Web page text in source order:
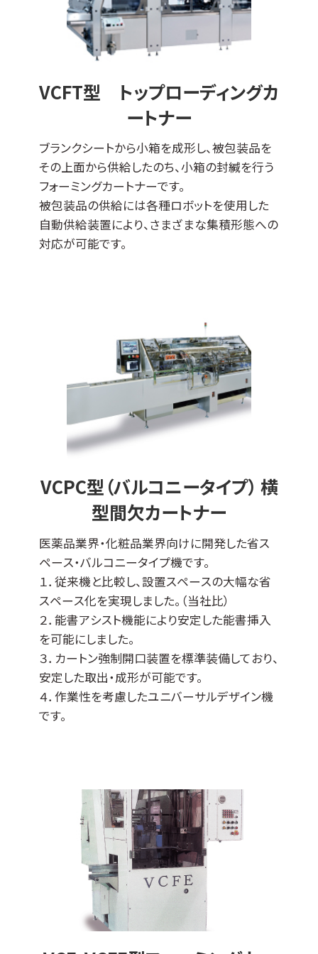
VCFT型 トップローディングカ
ートナー
ブランクシートから小箱を成形し、被包装品を
その上面から供給したのち、小箱の封緘を行う
フォーミングカートナーです。
被包装品の供給には各種ロボットを使用した
自動供給装置により、さまざまな集積形態への
対応が可能です。
VCPC型（バルコニータイプ） 横
型間欠カートナー
医薬品業界・化粧品業界向けに開発した省ス
ペース・バルコニータイプ機です。
１．従来機と比較し、設置スペースの大幅な省
スペース化を実現しました。（当社比）
２．能書アシスト機能により安定した能書挿入
を可能にしました。
３．カートン強制開口装置を標準装備しており、
安定した取出・成形が可能です。
４．作業性を考慮したユニバーサルデザイン機
です。